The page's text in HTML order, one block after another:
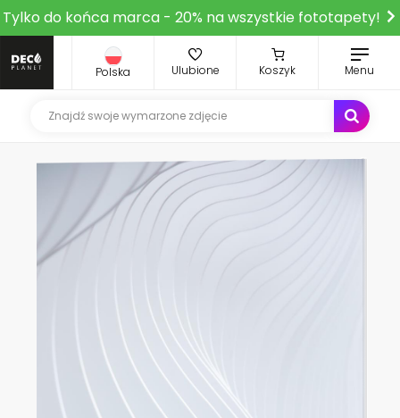
Tylko do końca marca - 20% na wszystkie fototapety!
Polska Ulubione Koszyk Menu